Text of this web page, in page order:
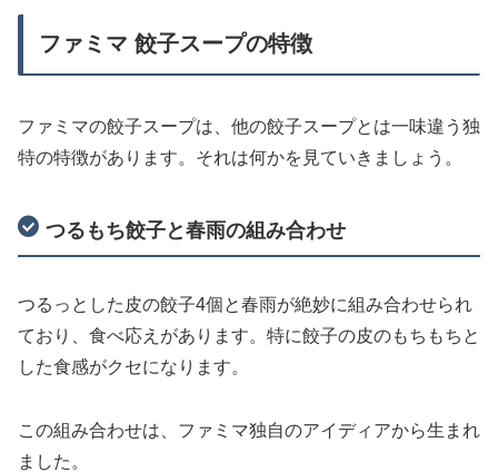
ファミマ 餃子スープの特徴
ファミマの餃子スープは、他の餃子スープとは一味違う独
特の特徴があります。それは何かを見ていきましょう。
つるもち餃子と春雨の組み合わせ
つるっとした皮の餃子4個と春雨が絶妙に組み合わせられ
ており、食べ応えがあります。特に餃子の皮のもちもちと
した食感がクセになります。
この組み合わせは、ファミマ独自のアイディアから生まれ
ました。